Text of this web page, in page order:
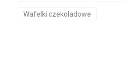
Wafelki czekoladowe